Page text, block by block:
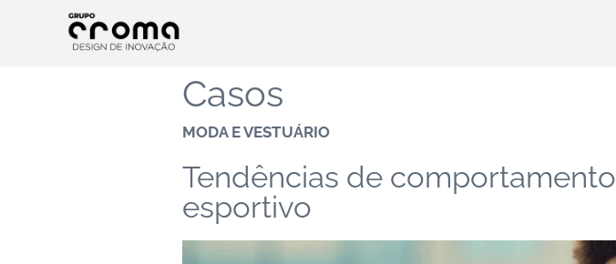
Casos
MODA E VESTUÁRIO
Tendências de comportamento
esportivo